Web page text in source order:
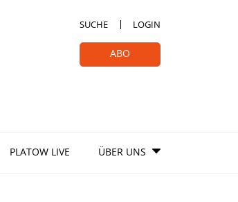
SUCHE LOGIN
ABO
PLATOW LIVE ÜBER UNS